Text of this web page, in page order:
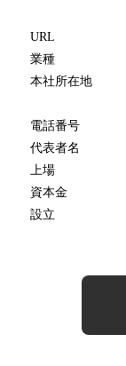
URL
業種
本社所在地
電話番号
代表者名
上場
資本金
設立